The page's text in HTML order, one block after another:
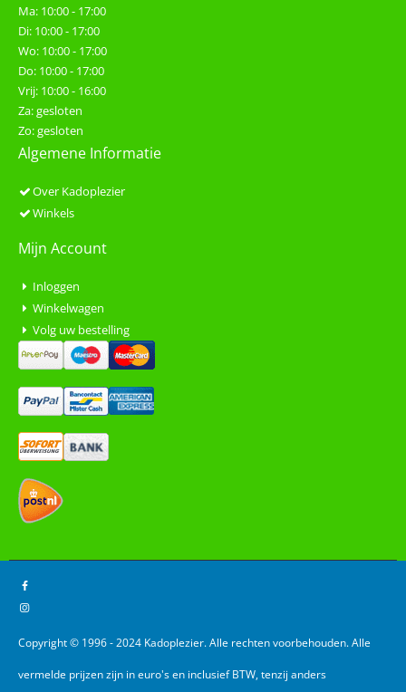
Ma: 10:00 - 17:00
Di: 10:00 - 17:00
Wo: 10:00 - 17:00
Do: 10:00 - 17:00
Vrij: 10:00 - 16:00
Za: gesloten
Zo: gesloten
Algemene Informatie
Over Kadoplezier
Winkels
Mijn Account
Inloggen
Winkelwagen
Volg uw bestelling
Copyright © 1996 - 2024 Kadoplezier. Alle rechten voorbehouden. Alle
vermelde prijzen zijn in euro's en inclusief BTW, tenzij anders